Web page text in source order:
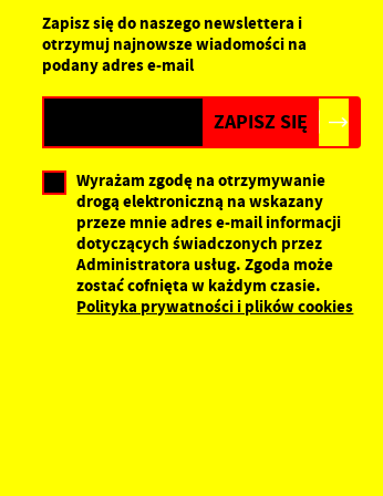
Zapisz się do naszego newslettera i
otrzymuj najnowsze wiadomości na
podany adres e-mail
Wyrażam zgodę na otrzymywanie
drogą elektroniczną na wskazany
przeze mnie adres e-mail informacji
dotyczących świadczonych przez
Administratora usług. Zgoda może
zostać cofnięta w każdym czasie.
Polityka prywatności i plików cookies
Promocyjne pliki cookies służą do
podstawie analizy Twoich upodobań oraz
przeglądanej witryny internetowej. Treści
dostawców usług. Firmy te działają w
nasze treści w postaci wiadomości, ofert,
Więcej